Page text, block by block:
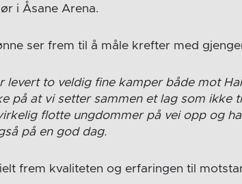
i Åsane Arena.
ser frem til å måle krefter med
levert to veldig fine kamper både mot
på at vi setter sammen et lag som ikke
flotte ungdommer på vei opp og
på en god dag.
frem kvaliteten og erfaringen til